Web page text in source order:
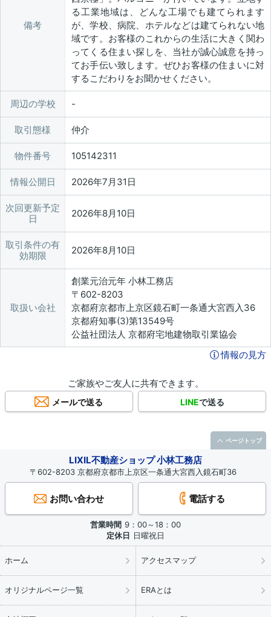
備考
る工業地域は、どんな工場でも建てられます
が、学校、病院、ホテルなどは建てられない地
域です。お客様のこれからの生活に大きく関わ
ってくる住まい探しを、当社が誠心誠意を持っ
てお手伝い致します。ぜひお客様の住まいに対
するこだわりをお聞かせください。
周辺の学校
取引態様 仲介
物件番号 105142311
情報公開日 2026年7月31日
次回更新予定
日
2026年8月10日
取引条件の有
効期限
2026年8月10日
取扱い会社
創業元治元年 小林工務店
〒602-8203
京都府京都市上京区鏡石町一条通大宮西入36
京都府知事(3)第13549号
公益社団法人 京都府宅地建物取引業協会
情報の見方
ご家族やご友人に共有できます。
メールで送る LINEで送る
LIXIL不動産ショップ 小林工務店
〒602-8203 京都府京都市上京区一条通大宮西入鏡石町36
お問い合わせ 電話する
営業時間 9：00～18：00
定休日 日曜祝日
ホーム アクセスマップ
オリジナルページ一覧 ERAとは
ページトップ